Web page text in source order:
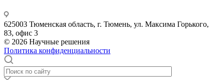
625003 Тюменская область, г. Тюмень, ул. Максима Горького,
83, офис 3
© 2026 Научные решения
Политика конфиденциальности